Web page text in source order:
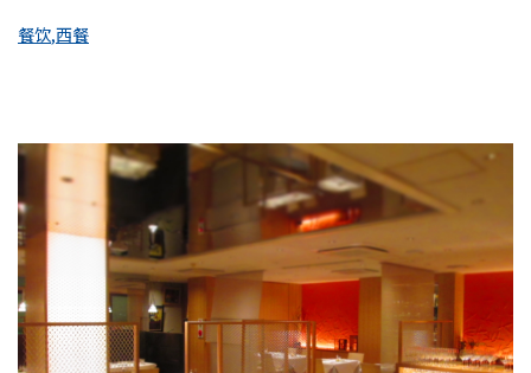
观光景点
餐饮
住宿
花期信息
餐饮 西餐